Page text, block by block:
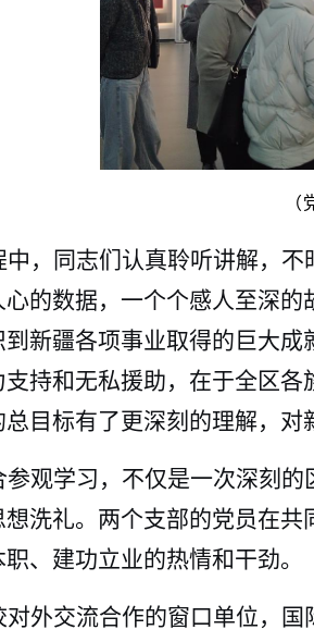
（
中，同志们认真聆听讲解，
的数据，一个个感人至深
新疆各项事业取得的巨大
持和无私援助，在于全区
目标有了更深刻的理解，
参观学习，不仅是一次深刻
洗礼。两个支部的党员在
、建功立业的热情和干劲。
对外交流合作的窗口单位，
国